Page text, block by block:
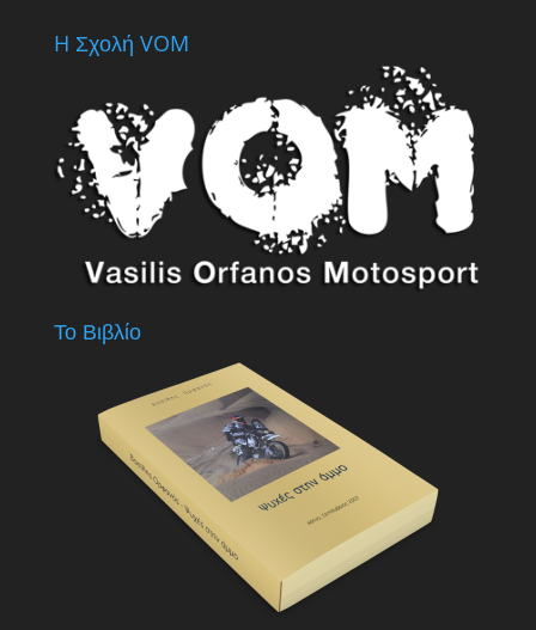
H Σχολή VOM
Το Βιβλίο